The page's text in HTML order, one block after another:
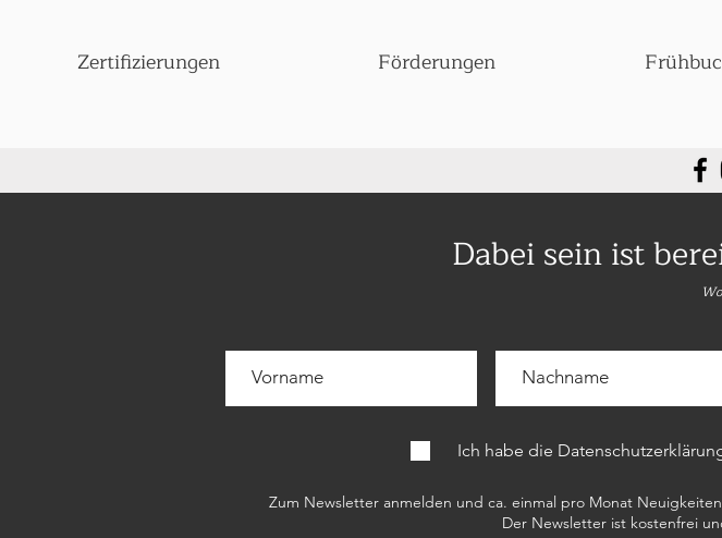
Zertifizierungen Förderungen
Dabei seinist
Ich habe die
Zum Newsletter anmelden und ca. einmal pro Monat
Der Newsletter ist kostenfrei